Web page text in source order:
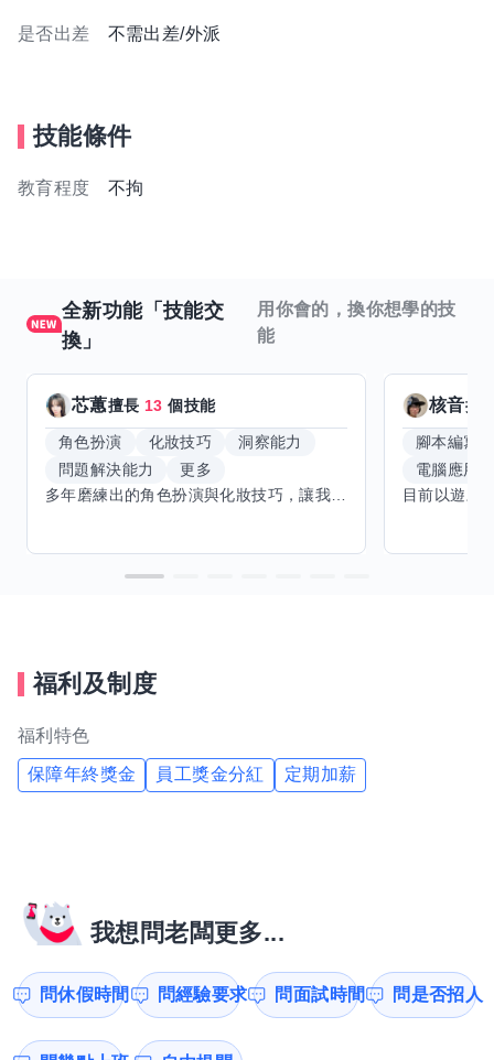
是否出差 不需出差/外派
技能條件
教育程度 不拘
全新功能「技能交
換」
用你會的，換你想學的技
能
芯蕙擅長 13 個技能
角色扮演 化妝技巧
洞察能力
問題解決能力
更多
核音擅
腳本編寫
電腦應用
福利及制度
福利特色
保障年終獎金 員工獎金分紅 定期加薪
我想問老闆更多...
問休假時間 問經驗要求 問面試時間 問是否招人